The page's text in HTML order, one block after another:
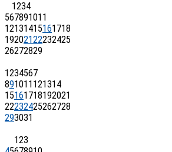
1234
567891011
12131415161718
19202122232425
26272829
1234567
891011 121314
15161718192021
22232425262728
293031
123